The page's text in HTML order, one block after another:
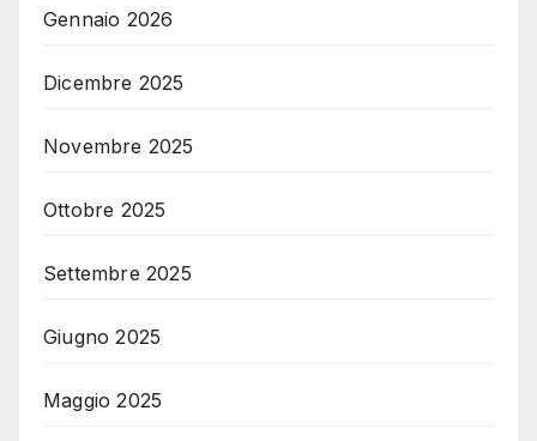
Gennaio 2026
Dicembre 2025
Novembre 2025
Ottobre 2025
Settembre 2025
Giugno 2025
Maggio 2025